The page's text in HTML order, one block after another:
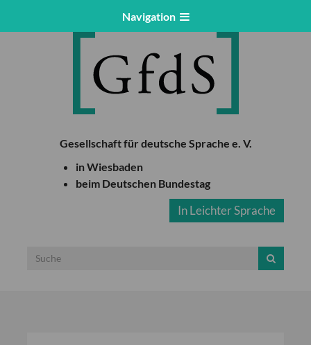
Navigation
Gesellschaft für deutsche Sprache e. V.
in Wiesbaden
beim Deutschen Bundestag
In Leichter Sprache